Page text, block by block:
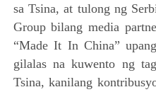
sa Tsina, at tulong ng
Group bilang media
“Made It In China”
gilalas na kuwento ng
Tsina, kanilang